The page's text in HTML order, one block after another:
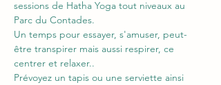
sessions de Hatha Yoga tout niveaux au
Parc du Contades.
Un temps pour essayer, s'amuser, peut-
être transpirer mais aussi respirer, ce
centrer et relaxer..
Prévoyez un tapis ou une serviette ainsi